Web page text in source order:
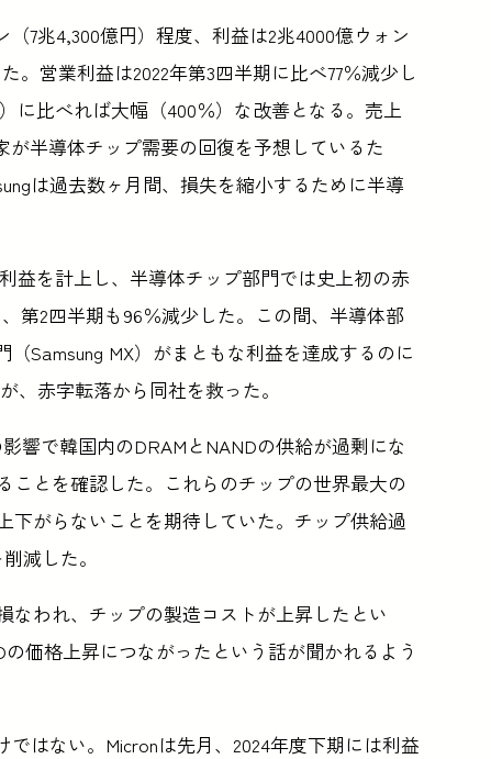
7兆4,300億円）程度、利益は2兆4000億ウォン
。営業利益は2022年第3四半期に比べ77％減少し
に比べれば大幅（400％）な改善となる。売上
半導体チップ需要の回復を予想しているた
は過去数ヶ月間、損失を縮小するために半導
益を計上し、半導体チップ部門では史上初の赤
第2四半期も96％減少した。この間、半導体部
Samsung MX）がまともな利益を達成するのに
、赤字転落から同社を救った。
響で韓国内のDRAMとNANDの供給が過剰にな
ことを確認した。これらのチップの世界最大の
下がらないことを期待していた。チップ供給過
減した。
なわれ、チップの製造コストが上昇したとい
価格上昇につながったという話が聞かれるよう
はない。Micronは先月、2024年度下期には利益